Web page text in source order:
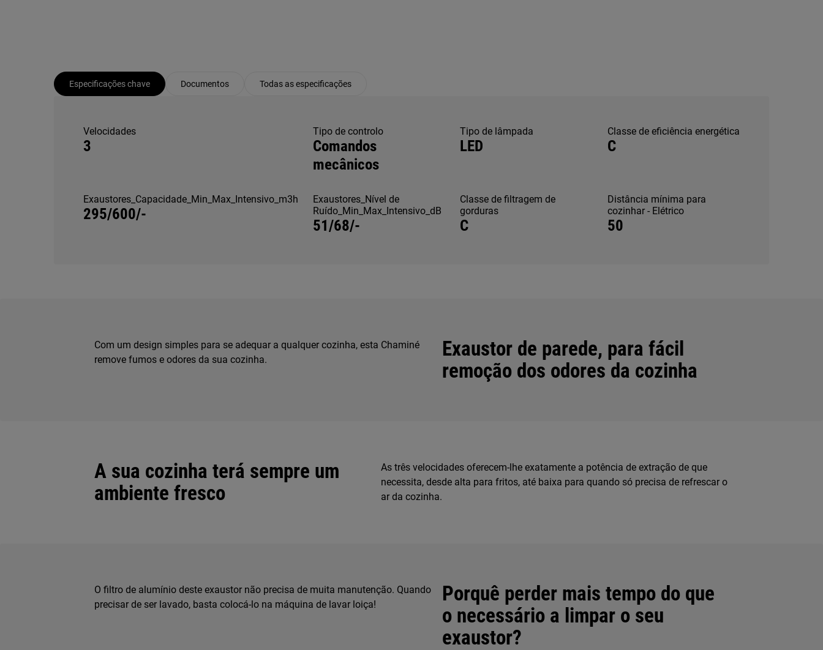
Especificações chave Documentos Todas as especificações
Velocidades
3
Tipo de controlo
Comandos
mecânicos
Tipo de lâmpada
LED
Classe de eficiência energética
C
Exaustores_Capacidade_Min_Max_Intensivo_m3h
295/600/-
Exaustores_Nível de
Ruído_Min_Max_Intensivo_dB
51/68/-
Classe de filtragem de
gorduras
C
Distância mínima para
cozinhar - Elétrico
50
Exaustor de parede, para fácil
remoção dos odores da cozinha
Com um design simples para se adequar a qualquer cozinha, esta Chaminé
remove fumos e odores da sua cozinha.
A sua cozinha terá sempre um
ambiente fresco
As três velocidades oferecem-lhe exatamente a potência de extração de que
necessita, desde alta para fritos, até baixa para quando só precisa de refrescar o
ar da cozinha.
Porquê perder mais tempo do que
o necessário a limpar o seu
exaustor?
O filtro de alumínio deste exaustor não precisa de muita manutenção. Quando
precisar de ser lavado, basta colocá-lo na máquina de lavar loiça!